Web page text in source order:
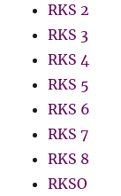
RKS 2
RKS 3
RKS 4
RKS 5
RKS 6
RKS 7
RKS 8
RKSO